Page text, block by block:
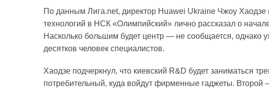
По данным Лига.net, директор Huawei Ukraine Чжоу
технологий в НСК «Олимпийский» лично рассказал о
Насколько большим будет центр — не сообщается, однако
десятков человек специалистов.
Хаодзе подчеркнул, что киевский R&D будет заниматься
потребительный, куда войдут фирменные гаджеты. Второй